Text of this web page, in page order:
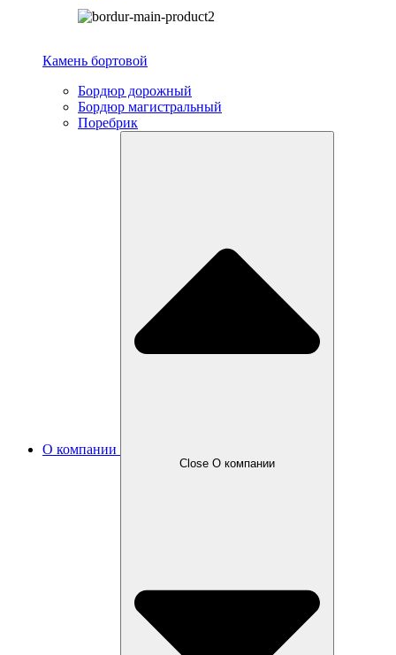
Камень бортовой
Бордюр дорожный
Бордюр магистральный
Поребрик
О компании
Close О компании